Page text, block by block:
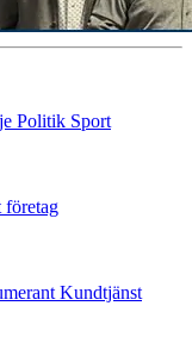
Politik Sport
företag
Kundtjänst